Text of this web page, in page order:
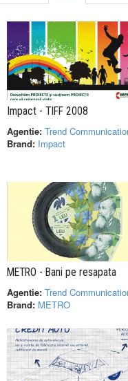
Impact - TIFF 2008
Agentie: Trend
Brand: Impact
METRO - Bani pe resapata
Agentie: Trend
Brand: METRO